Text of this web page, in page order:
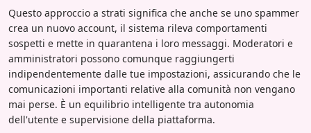
Questo approccio a strati significa che anche se uno spammer
crea un nuovo account, il sistema rileva comportamenti
sospetti e mette in quarantena i loro messaggi. Moderatori e
amministratori possono comunque raggiungerti
indipendentemente dalle tue impostazioni, assicurando che le
comunicazioni importanti relative alla comunità non vengano
mai perse. È un equilibrio intelligente tra autonomia
dell'utente e supervisione della piattaforma.